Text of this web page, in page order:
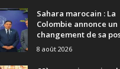
Sahara marocain : La
Colombie annonce un
changement de sa
8 août 2026